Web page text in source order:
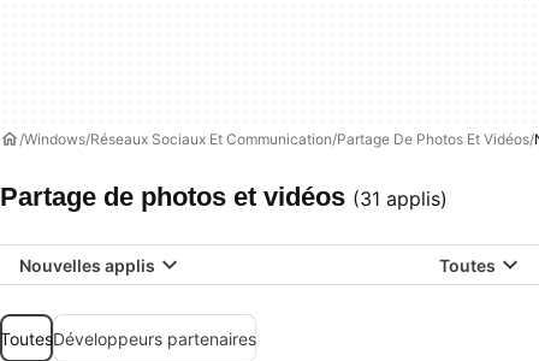
Windows Réseaux Sociaux Et Communication Partage De Photos Et Vidéos
Partage de photos et vidéos (31 applis)
Nouvelles applis Toutes
ToutesDéveloppeurs partenaires